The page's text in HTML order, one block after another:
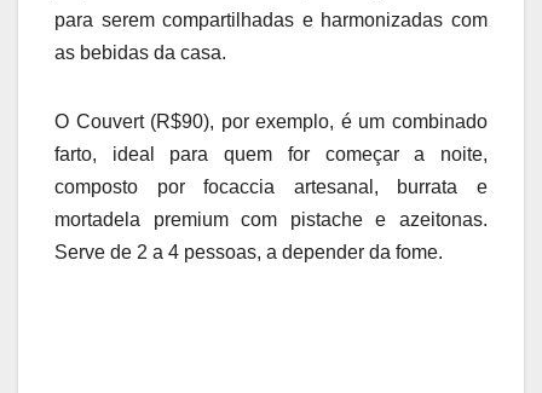
para serem compartilhadas e harmonizadas com
as bebidas da casa.
O Couvert (R$90), por exemplo, é um combinado
farto, ideal para quem for começar a noite,
composto por focaccia artesanal, burrata e
mortadela premium com pistache e azeitonas.
Serve de 2 a 4 pessoas, a depender da fome.